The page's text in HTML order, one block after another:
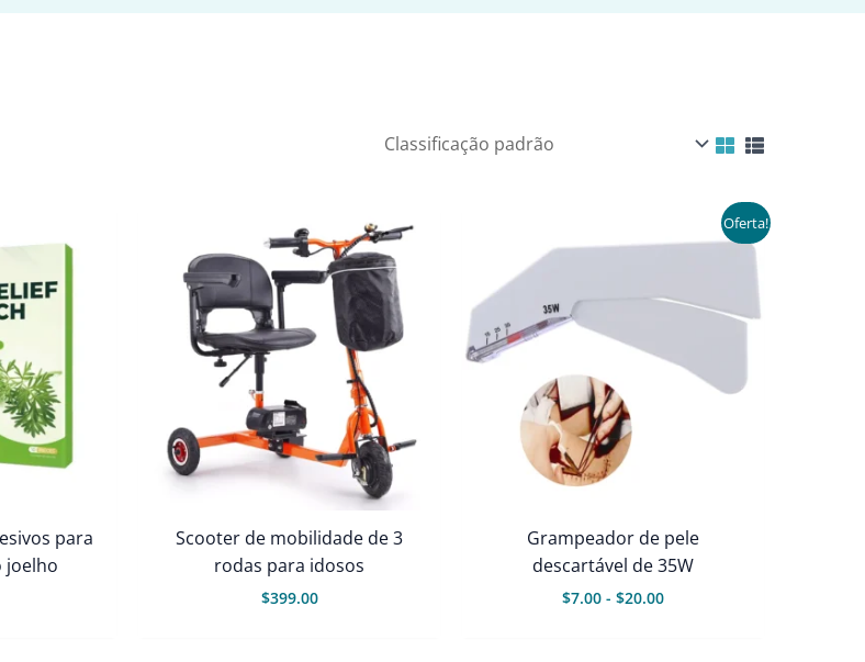
para
joelho
Scooter de mobilidade de 3
rodas para idosos
$399.00
Oferta!
Grampeador de pele
descartável de 35W
$7.00 - $20.00Faixa